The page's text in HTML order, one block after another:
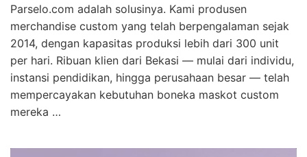
Parselo.com adalah solusinya. Kami produsen
merchandise custom yang telah berpengalaman sejak
2014, dengan kapasitas produksi lebih dari 300 unit
per hari. Ribuan klien dari Bekasi — mulai dari individu,
instansi pendidikan, hingga perusahaan besar — telah
mempercayakan kebutuhan boneka maskot custom
mereka …